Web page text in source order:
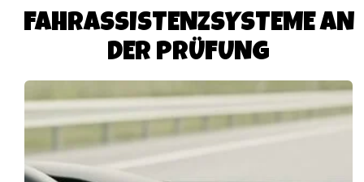
FAHRASSISTENZSYSTEME AN
DER PRÜFUNG